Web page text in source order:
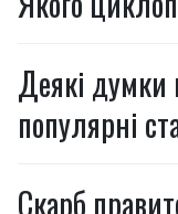
Деякі думки
популярні
Скарб